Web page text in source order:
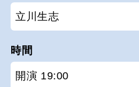
立川生志
時間
開演 19:00